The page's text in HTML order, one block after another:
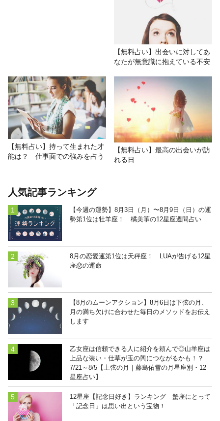
【無料占い】出会いに対してあ
なたが無意識に抱えている不安
【無料占い】持って生まれた才
能は？ 仕事面での強みを占う
【無料占い】最高の出会いが訪
れる日
人気記事ランキング
【今週の運勢】8月3日（月）〜8月9日（日）の運
勢第1位は牡羊座！ 橘美箏の12星座週間占い
8月の恋愛運第1位は天秤座！ LUAが告げる12星
座恋の運命
【8月のムーンアクション】8月6日は下弦の月、
月の満ち欠けに合わせた毎日のメソッドをお伝え
します
乙女座は信頼できる人に紹介を頼んで◎山羊座は
上品な装い・仕草が玉の輿につながるかも！？
7/21～8/5【上弦の月｜藤島佑雪の月星座別・12
星座占い】
12星座【記念日好き】ランキング 蟹座にとって
「記念日」は思い出という宝物！